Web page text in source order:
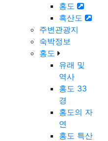
홍도
흑산도
주변관광지
숙박정보
홍도
유래 및
역사
홍도 33
경
홍도의 자
연
홍도 특산